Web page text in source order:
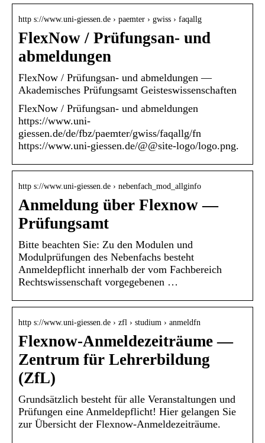
http s://www.uni-giessen.de › paemter › gwiss › faqallg
FlexNow / Prüfungsan- und
abmeldungen
FlexNow / Prüfungsan- und abmeldungen —
Akademisches Prüfungsamt Geisteswissenschaften
FlexNow / Prüfungsan- und abmeldungen
https://www.uni-
giessen.de/de/fbz/paemter/gwiss/faqallg/fn
https://www.uni-giessen.de/@@site-logo/logo.png.
http s://www.uni-giessen.de › nebenfach_mod_allginfo
Anmeldung über Flexnow —
Prüfungsamt
Bitte beachten Sie: Zu den Modulen und
Modulprüfungen des Nebenfachs besteht
Anmeldepflicht innerhalb der vom Fachbereich
Rechtswissenschaft vorgegebenen …
http s://www.uni-giessen.de › zfl › studium › anmeldfn
Flexnow-Anmeldezeiträume —
Zentrum für Lehrerbildung
(ZfL)
Grundsätzlich besteht für alle Veranstaltungen und
Prüfungen eine Anmeldepflicht! Hier gelangen Sie
zur Übersicht der Flexnow-Anmeldezeiträume.